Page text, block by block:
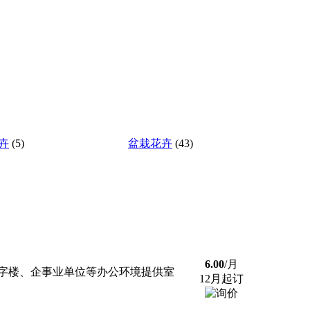
(5) 盆栽花卉 (43)
楼、企事业单位等办公环境提供室
6.00/月
12月起订